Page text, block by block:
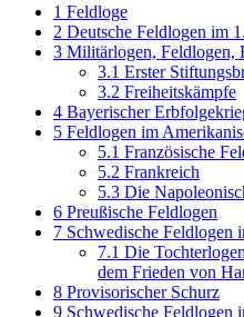
1 Feldloge
2 Deutsche Feldlogen im
3 Militärlogen, Feldlogen,
3.1 Erster
3.2 Freiheitskämpfe
4 Bayerischer
5 Feldlogen im
5.1 Französische
5.2 Frankreich
5.3 Die
6 Preußische Feldlogen
7 Schwedische Feldlogen
7.1 Die
dem Frieden von
8 Provisorischer Schurz
9 Schwedische Feldlogen